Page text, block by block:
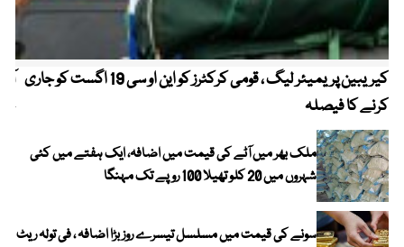
کیریبین پریمیئر لیگ ، قومی کرکٹرز کو این او سی 19 اگست کو جاری
کرنے کا فیصلہ
ملک بھر میں آٹے کی قیمت میں اضافہ، ایک ہفتے میں کئی
شہروں میں 20 کلو تھیلا 100 روپے تک مہنگا
سونے کی قیمت میں مسلسل تیسرے روز بڑا اضافہ ، فی تولہ ریٹ